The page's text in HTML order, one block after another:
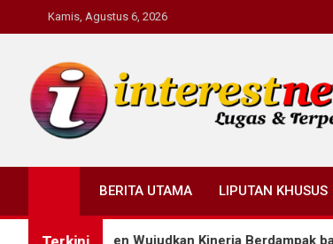
to
Kamis, Agustus 6, 2026
Interestnews.or.id
BERITA UTAMA LIPUTAN KHUSUS
Wujudkan Kinerja Berdampak bagi Masyarakat